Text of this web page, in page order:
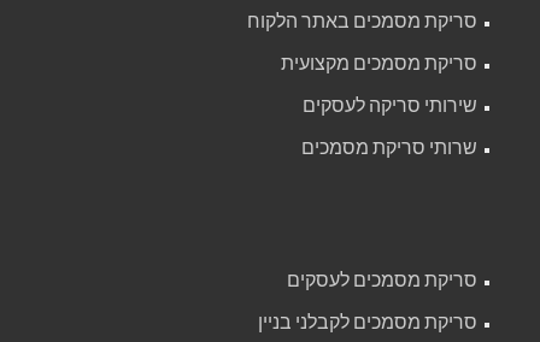
סריקת מסמכים באתר הלקוח
סריקת מסמכים מקצועית
שירותי סריקה לעסקים
שרותי סריקת מסמכים
סריקת מסמכים לעסקים
סריקת מסמכים לקבלני בניין